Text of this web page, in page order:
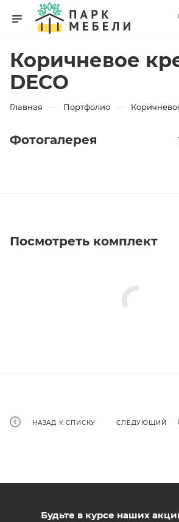
Коричневое
DECO
Главная — Портфолио —
Фотогалерея
Посмотреть комплект
НАЗАД К СПИСКУ СЛЕДУЮЩИЙ
Будьте в курсе наших